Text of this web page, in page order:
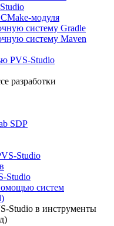
модуля
систему Gradle
систему Maven
PVS-Studio
разработки
SDP
Studio
Studio
систем
Studio в инструменты